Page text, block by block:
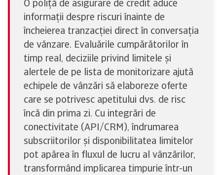
O poliță de asigurare de credit aduce
informații despre riscuri înainte de
încheierea tranzacției direct în conversația
de vânzare. Evaluările cumpărătorilor în
timp real, deciziile privind limitele și
alertele de pe lista de monitorizare ajută
echipele de vânzări să elaboreze oferte
care se potrivesc apetitului dvs. de risc
încă din prima zi. Cu integrări de
conectivitate (API/CRM), îndrumarea
subscriitorilor și disponibilitatea limitelor
pot apărea în fluxul de lucru al vânzărilor,
transformând implicarea timpurie într-un